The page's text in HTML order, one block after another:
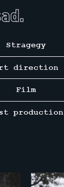
Stragegy
direction
Film
production